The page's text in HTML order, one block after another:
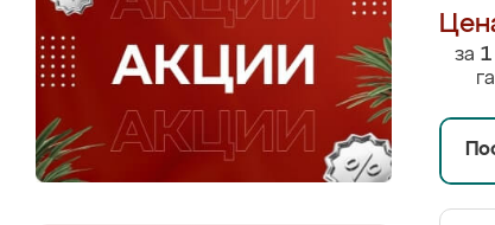
за